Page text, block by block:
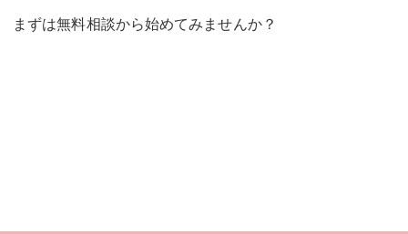
まずは無料相談から始めてみませんか？